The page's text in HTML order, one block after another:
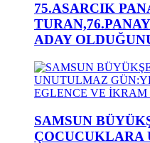
75.ASARCIK
ADAY
SAMSUN
ÇOCUCUKLARA